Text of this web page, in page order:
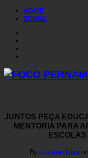
HOME
SOBRE
JUNTOS PEÇA
MENTORIA PARA
By Luzimar Dias on